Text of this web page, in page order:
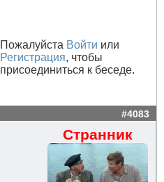
Пожалуйста Войти или
Регистрация, чтобы
присоединиться к беседе.
#4083
Странник